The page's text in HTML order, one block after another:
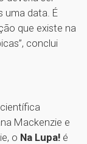
uma data. É
que existe na
conclui
Mackenzie e
o Na Lupa! é